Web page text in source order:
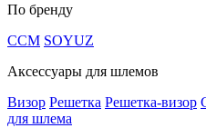
По бренду
CCM SOYUZ
Аксессуары для шлемов
Визор Решетка Решетка-визор
для шлема